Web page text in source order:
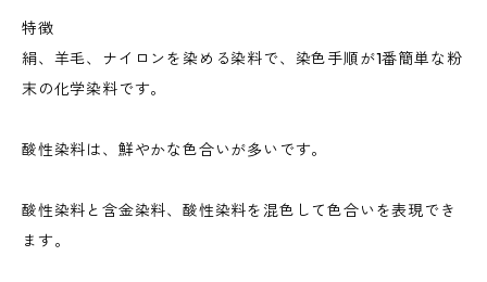
特徴
絹、羊毛、ナイロンを染める染料で、染色手順が1番簡単な粉
末の化学染料です。
酸性染料は、鮮やかな色合いが多いです。
酸性染料と含金染料、酸性染料を混色して色合いを表現でき
ます。